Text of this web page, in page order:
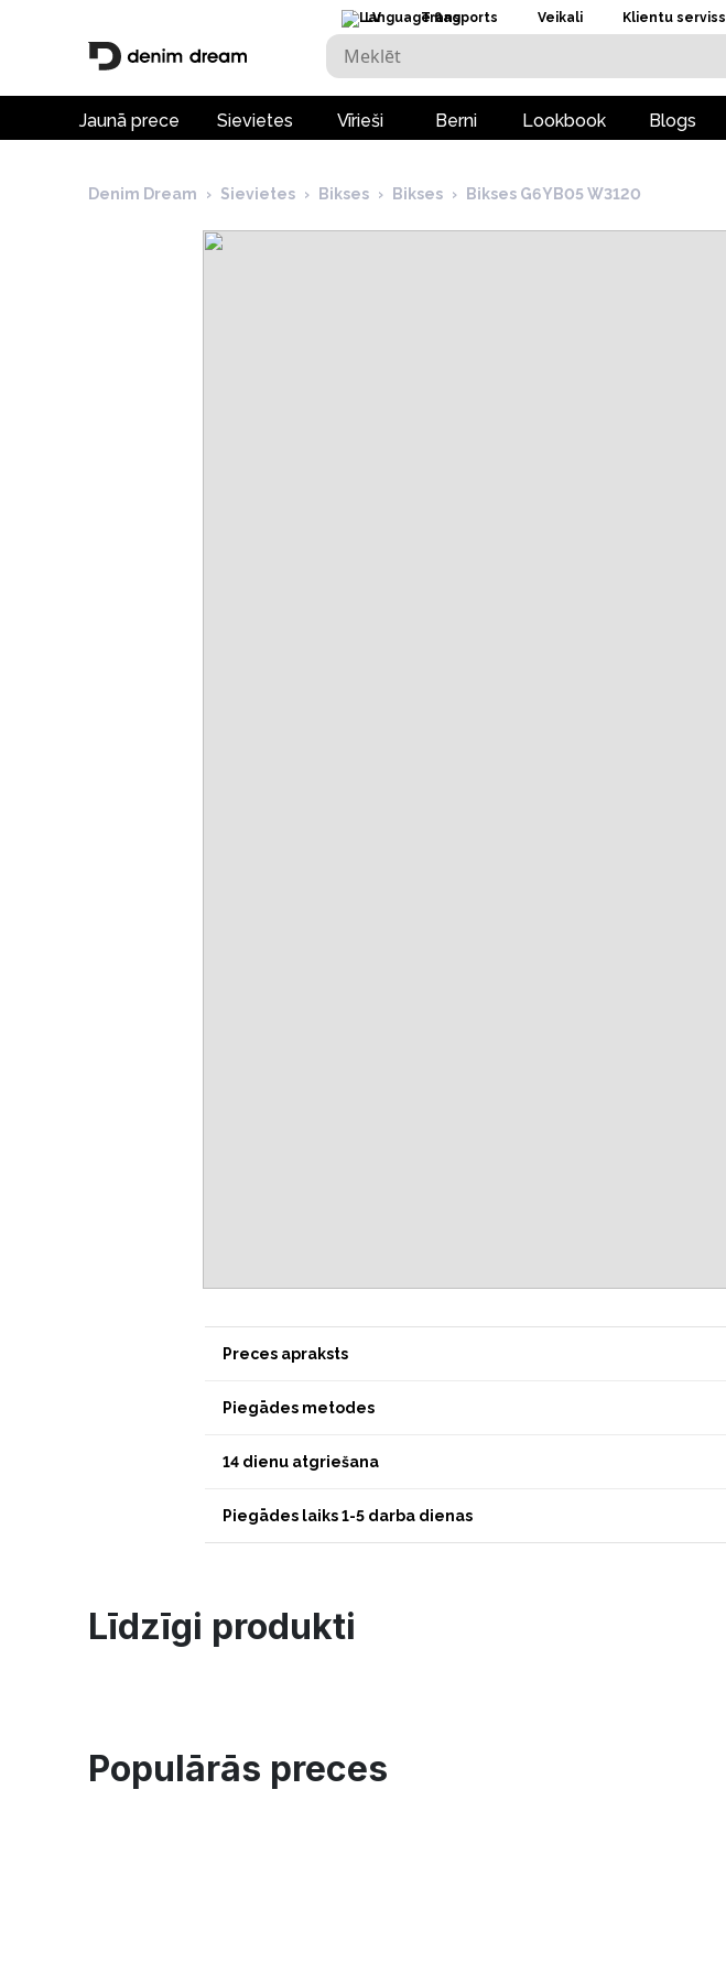
LV Transports Veikali Klientu serviss
Jaunā prece Sievietes Vīrieši Berni Lookbook Blogs
Denim Dream › Sievietes › Bikses › Bikses › Bikses G6YB05 W3120
Preces apraksts
Piegādes metodes
14 dienu atgriešana
Piegādes laiks 1-5 darba dienas
Līdzīgi produkti
Populārās preces